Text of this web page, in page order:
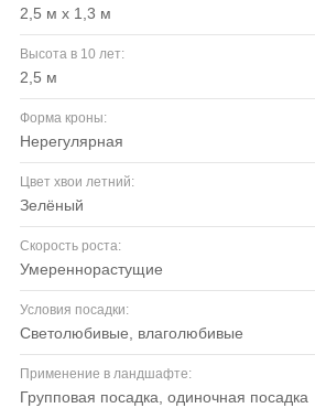
2,5 м х 1,3 м
Высота в 10 лет:
2,5 м
Форма кроны:
нерегулярная
Цвет хвои летний:
зелёный
Скорость роста:
умереннорастущие
Условия посадки:
светолюбивые, влаголюбивые
Применение в ландшафте:
групповая посадка, одиночная посадка